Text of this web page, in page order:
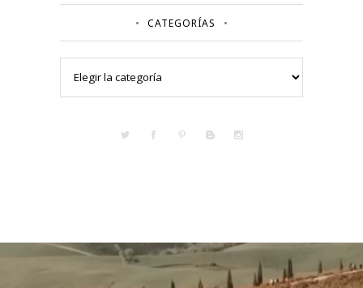
CATEGORÍAS